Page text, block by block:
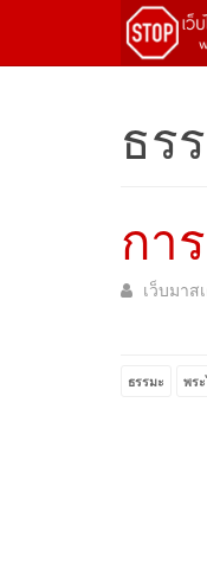
ธร
กา
เว็บมาส
ธรรมะ พร